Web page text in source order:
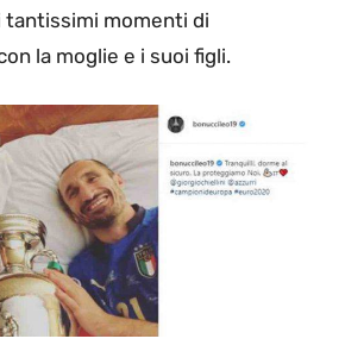
tantissimi momenti di
la moglie e i suoi figli.